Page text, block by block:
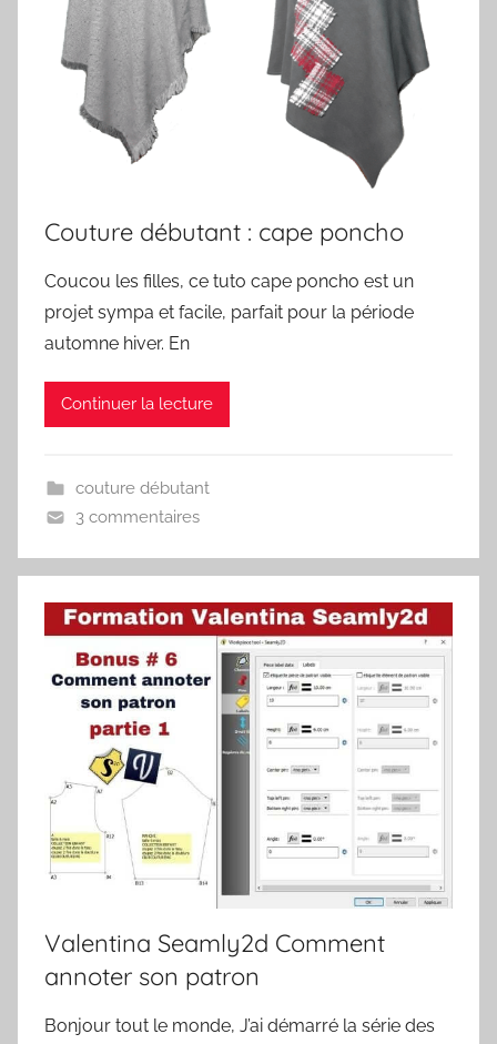
Couture débutant : cape poncho
Coucou les filles, ce tuto cape poncho est un
projet sympa et facile, parfait pour la période
automne hiver. En
Continuer la lecture
couture débutant
3 commentaires
Valentina Seamly2d Comment
annoter son patron
Bonjour tout le monde, J’ai démarré la série des